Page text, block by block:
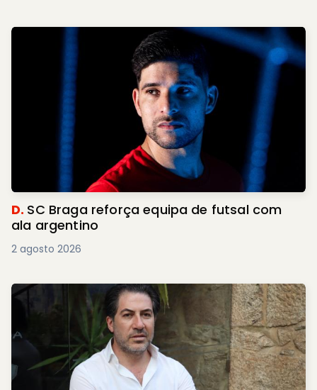
D. SC Braga reforça equipa de futsal com
ala argentino
2 agosto 2026